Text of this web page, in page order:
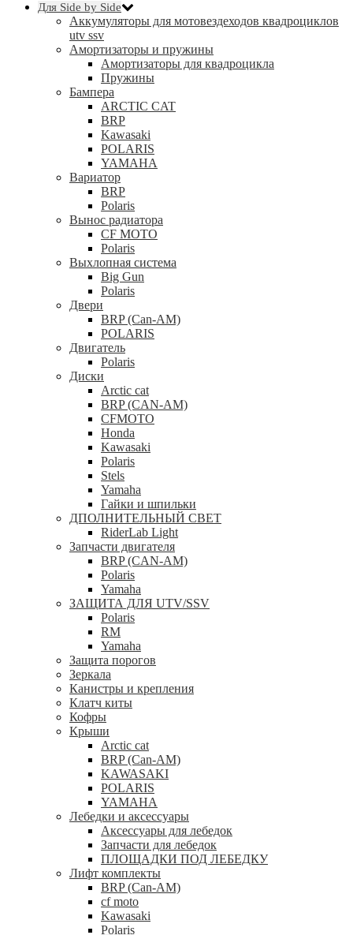
Для Side by Side
Аккумуляторы для мотовездеходов квадроциклов
utv ssv
Амортизаторы и пружины
Амортизаторы для квадроцикла
Пружины
Бампера
ARCTIC CAT
BRP
Kawasaki
POLARIS
YAMAHA
Вариатор
BRP
Polaris
Вынос радиатора
CF MOTO
Polaris
Выхлопная система
Big Gun
Polaris
Двери
BRP (Can-AM)
POLARIS
Двигатель
Polaris
Диски
Arctic cat
BRP (CAN-AM)
CFMOTO
Honda
Kawasaki
Polaris
Stels
Yamaha
Гайки и шпильки
ДПОЛНИТЕЛЬНЫЙ СВЕТ
RiderLab Light
Запчасти двигателя
BRP (CAN-AM)
Polaris
Yamaha
ЗАЩИТА ДЛЯ UTV/SSV
Polaris
RM
Yamaha
Защита порогов
Зеркала
Канистры и крепления
Клатч киты
Кофры
Крыши
Arctic cat
BRP (Can-AM)
KAWASAKI
POLARIS
YAMAHA
Лебедки и аксессуары
Аксессуары для лебедок
Запчасти для лебедок
ПЛОЩАДКИ ПОД ЛЕБЕДКУ
Лифт комплекты
BRP (Can-AM)
cf moto
Kawasaki
Polaris